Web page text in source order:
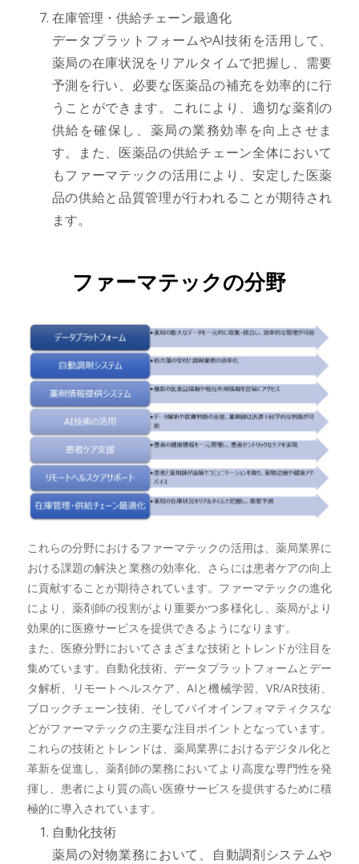
在庫管理・供給チェーン最適化
データプラットフォームやAI技術を活用して、
薬局の在庫状況をリアルタイムで把握し、需要
予測を行い、必要な医薬品の補充を効率的に行
うことができます。これにより、適切な薬剤の
供給を確保し、薬局の業務効率を向上させま
す。また、医薬品の供給チェーン全体において
もファーマテックの活用により、安定した医薬
品の供給と品質管理が行われることが期待され
ます。
ファーマテックの分野
これらの分野におけるファーマテックの活用は、薬局業界に
おける課題の解決と業務の効率化、さらには患者ケアの向上
に貢献することが期待されています。ファーマテックの進化
により、薬剤師の役割がより重要かつ多様化し、薬局がより
効果的に医療サービスを提供できるようになります。
また、医療分野においてさまざまな技術とトレンドが注目を
集めています。自動化技術、データプラットフォームとデー
タ解析、リモートヘルスケア、AIと機械学習、VR/AR技術、
ブロックチェーン技術、そしてバイオインフォマティクスな
どがファーマテックの主要な注目ポイントとなっています。
これらの技術とトレンドは、薬局業界におけるデジタル化と
革新を促進し、薬剤師の業務においてより高度な専門性を発
揮し、患者により質の高い医療サービスを提供するために積
極的に導入されています。
自動化技術
薬局の対物業務において、自動調剤システムや